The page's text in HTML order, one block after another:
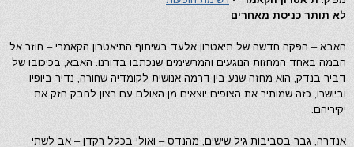
לא תותר כניסת מאחרים
האבא – הפקה חדשה של תיאטרון אלעד בשיתוף התיאטרון הקאמרי – חוזר אל
הבמה באחד המחזות הנוגעים והמרשימים שנכתבו בדורנו. האבא, בכיכובו של
דביר בנדק, הוא מחזה שנע בין דרמה אנושית לקומדיה שחורה, נדיר ביופיו
וביושרו, כזה שמותיר את הצופים יוצאים מן האולם עם רצון לחבק חזק את
יקיריהם.
אנדרה, גבר בסביבות גיל שישים, מהנדס – ואולי בכלל רקדן – אב לשתי